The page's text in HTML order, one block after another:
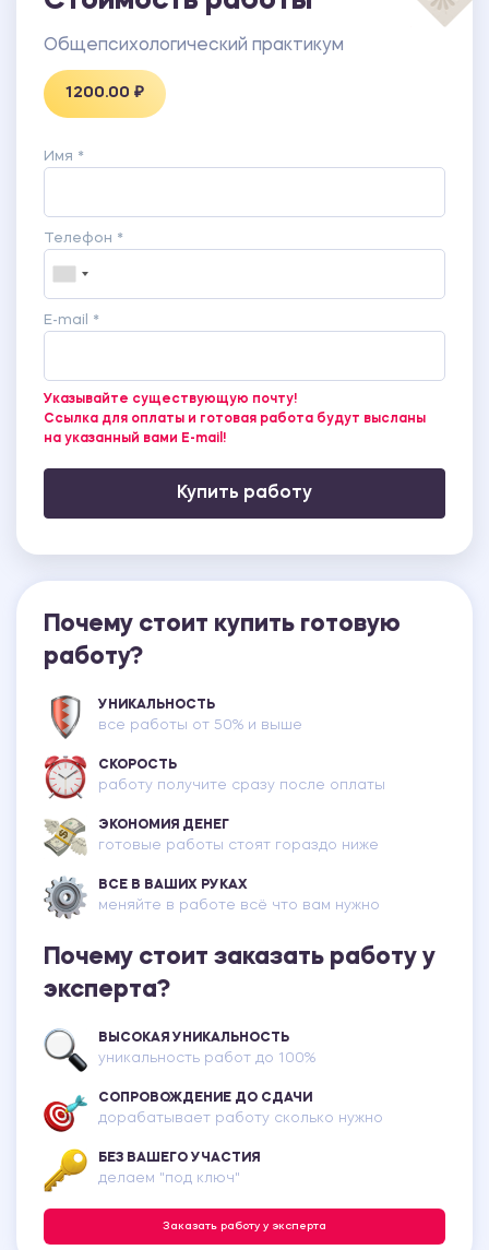
Общепсихологический практикум
1200.00 ₽
Имя *
Телефон *
E-mail *
Указывайте существующую почту!
Ссылка для оплаты и готовая работа будут высланы
на указанный вами E-mail!
Купить работу
Почему стоит купить готовую
работу?
УНИКАЛЬНОСТЬ
все работы от 50% и выше
СКОРОСТЬ
работу получите сразу после оплаты
ЭКОНОМИЯ ДЕНЕГ
готовые работы стоят гораздо ниже
ВСЕ В ВАШИХ РУКАХ
меняйте в работе всё что вам нужно
Почему стоит заказать работу у
эксперта?
ВЫСОКАЯ УНИКАЛЬНОСТЬ
уникальность работ до 100%
СОПРОВОЖДЕНИЕ ДО СДАЧИ
дорабатывает работу сколько нужно
БЕЗ ВАШЕГО УЧАСТИЯ
делаем "под ключ"
Заказать работу у эксперта